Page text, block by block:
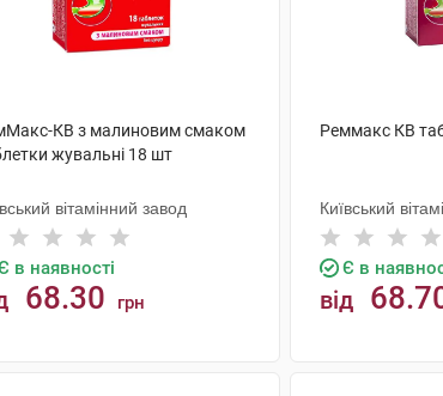
КВ з малиновим смаком
жувальні 18 шт
вітамінний завод
в наявності
68.30 грн
Реммакс КВ
Київський
Є в
від